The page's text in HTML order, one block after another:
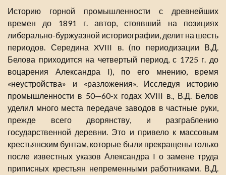
Историю горной промышленности с древнейших
времен до 1891 г. автор, стоявший на позициях
либерально-буржуазной историографии, делит на шесть
периодов. Середина XVIII в. (по периодизации В.Д.
Белова приходится на четвертый период, с 1725 г. до
воцарения Александра I), по его мнению, время
«неустройства» и «разложения». Исследуя историю
промышленности в 50—60-х годах XVIII в., В.Д. Белов
уделил много места передаче заводов в частные руки,
прежде всего дворянству, и разграблению
государственной деревни. Это и привело к массовым
крестьянским бунтам, которые были прекращены только
после известных указов Александра I о замене труда
приписных крестьян непременными работниками. В.Д.